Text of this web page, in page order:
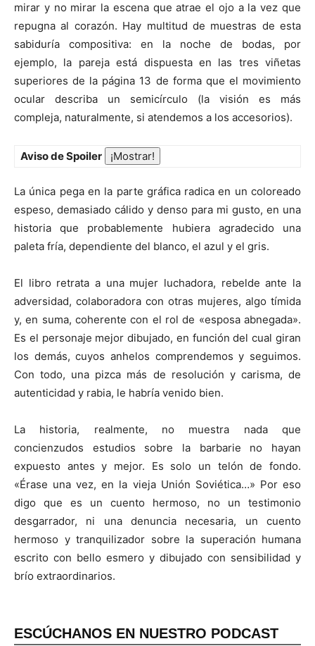
mirar y no mirar la escena que atrae el ojo a la vez que
repugna al corazón. Hay multitud de muestras de esta
sabiduría compositiva: en la noche de bodas, por
ejemplo, la pareja está dispuesta en las tres viñetas
superiores de la página 13 de forma que el movimiento
ocular describa un semicírculo (la visión es más
compleja, naturalmente, si atendemos a los accesorios).
Aviso de Spoiler
La única pega en la parte gráfica radica en un coloreado
espeso, demasiado cálido y denso para mi gusto, en una
historia que probablemente hubiera agradecido una
paleta fría, dependiente del blanco, el azul y el gris.
El libro retrata a una mujer luchadora, rebelde ante la
adversidad, colaboradora con otras mujeres, algo tímida
y, en suma, coherente con el rol de «esposa abnegada».
Es el personaje mejor dibujado, en función del cual giran
los demás, cuyos anhelos comprendemos y seguimos.
Con todo, una pizca más de resolución y carisma, de
autenticidad y rabia, le habría venido bien.
La historia, realmente, no muestra nada que
concienzudos estudios sobre la barbarie no hayan
expuesto antes y mejor. Es solo un telón de fondo.
«Érase una vez, en la vieja Unión Soviética…» Por eso
digo que es un cuento hermoso, no un testimonio
desgarrador, ni una denuncia necesaria, un cuento
hermoso y tranquilizador sobre la superación humana
escrito con bello esmero y dibujado con sensibilidad y
brío extraordinarios.
ESCÚCHANOS EN NUESTRO PODCAST